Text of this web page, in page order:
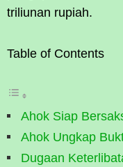
triliunan rupiah.
Table of Contents
Ahok Siap
Ahok Ungkap
Dugaan